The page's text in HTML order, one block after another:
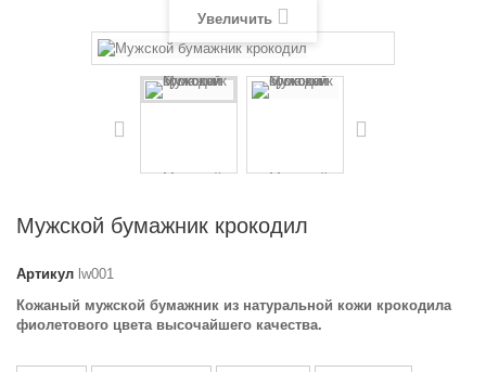
Увеличить
Мужской бумажник крокодил
Артикул lw001
Кожаный мужской бумажник из натуральной кожи крокодила
фиолетового цвета высочайшего качества.